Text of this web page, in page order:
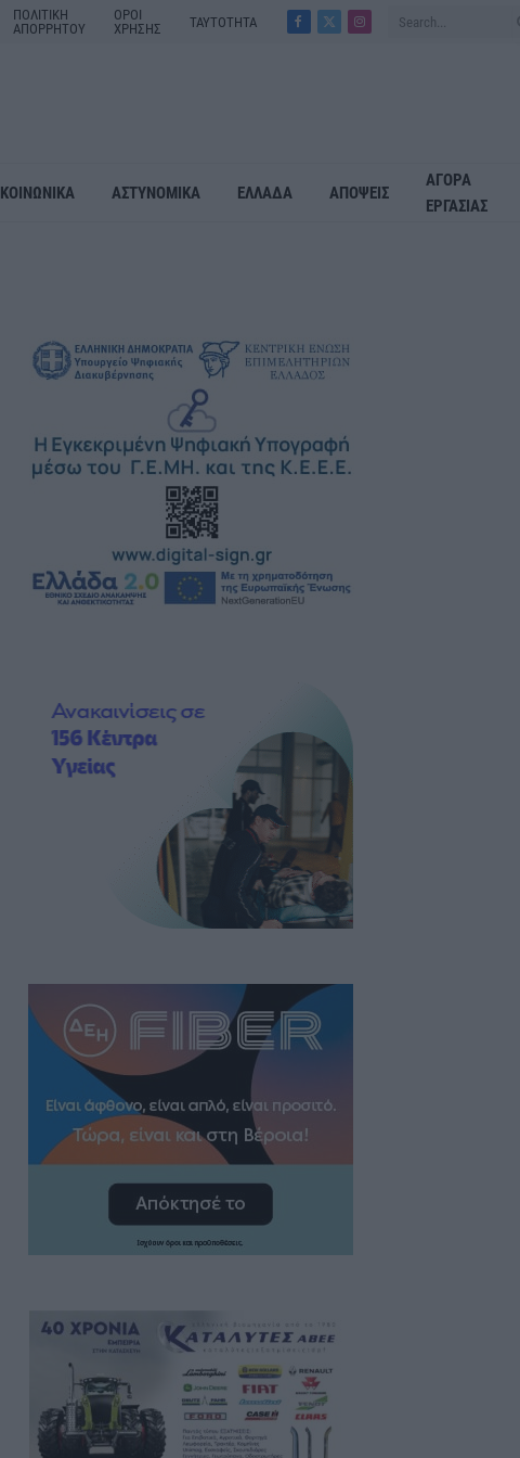
ΠΟΛΙΤΙΚΗ
ΑΠΟΡΡΗΤΟΥ
ΟΡΟΙ
ΧΡΗΣΗΣ
ΤΑΥΤΟΤΗΤΑ
Facebook
X
Instagram
ΚΟΙΝΩΝΙΚΑ ΑΣΤΥΝΟΜΙΚΑ ΕΛΛΑΔΑ ΑΠΟΨΕΙΣ
ΑΓΟΡΑ
ΕΡΓΑΣΙΑΣ